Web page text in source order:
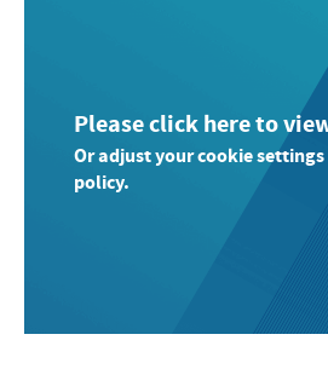
Please click here to
Or adjust your cookie
policy.